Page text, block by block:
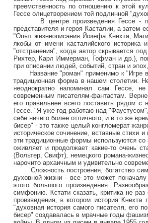
преемственность по отношению к этой
Гессе олицетворением той подлинной
В центре произведения Гессе -
представителя и героя Касталии, а затем
"Опыт жизнеописания Йозефа Кнехта,
якобы от имени касталийского
"отстранения", когда автор скрывается
Рихтер, Карл Иммерман, Гофман и др.),
при описании людей, событий, стран и
Название "роман" применимо к "Игре в
традиционная форма в нашем столетии.
неоднократно напоминал сам Гессе,
современным писателям-фантастам.
его правильнее всего поставить рядом
Гессе. "Я уже год работаю над
себе ничего более отличного, и в то же
бисер" - это также целый конгломерат
историческое сочинение, вставные
эти традиционные формы используются
оживляет и продолжает какие-то очень
(Вольтер, Свифт), немецкого романа-
нарочито архаичным и удивительно
Сложность построения, богатство
духовной жизни - все это может
этого большого произведения.
симфонию. Кстати сказать, критика не
произведения, в котором история
"духовная история самого писателя, его
бисер" создавалась в мрачные годы